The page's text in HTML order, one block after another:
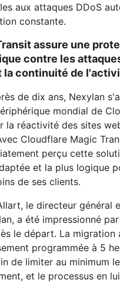
aux attaques DDoS
constante.
assure une
contre les
la continuité de
de dix ans, Nexylan
mondial de
la réactivité des sites
Cloudflare Magic
perçu cette
et la plus logique
de ses clients.
le directeur général
a été impressionné
le départ. La migration
programmée à 5
de limiter au minimum le
et le processus en